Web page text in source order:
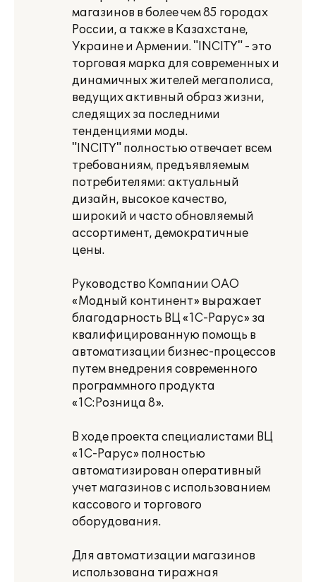
магазинов в более чем 85 городах
России, а также в Казахстане,
Украине и Армении. "INCITY" - это
торговая марка для современных и
динамичных жителей мегаполиса,
ведущих активный образ жизни,
следящих за последними
тенденциями моды.
"INCITY" полностью отвечает всем
требованиям, предъявляемым
потребителями: актуальный
дизайн, высокое качество,
широкий и часто обновляемый
ассортимент, демократичные
цены.
Руководство Компании ОАО
«Модный континент» выражает
благодарность ВЦ «1С-Рарус» за
квалифицированную помощь в
автоматизации бизнес-процессов
путем внедрения современного
программного продукта
«1С:Розница 8».
В ходе проекта специалистами ВЦ
«1С-Рарус» полностью
автоматизирован оперативный
учет магазинов с использованием
кассового и торгового
оборудования.
Для автоматизации магазинов
использована тиражная